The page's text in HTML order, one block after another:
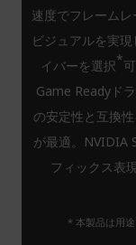
速度でフレーム
ビジュアルを実
イバーを選択*
Game Readyド
の安定性と互換
が最適。NVIDIA
フィックス表
* 本製品は用